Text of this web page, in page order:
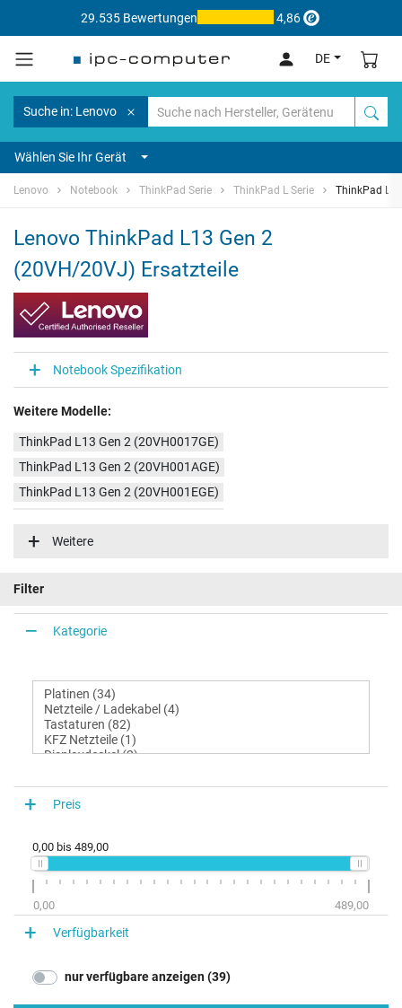
29.535 Bewertungen 4,86
DE
Suche in: Lenovo
Wählen Sie Ihr Gerät
Lenovo Notebook ThinkPad Serie ThinkPad L Serie ThinkPad
Lenovo ThinkPad L13 Gen 2
(20VH/20VJ) Ersatzteile
Notebook Spezifikation
Weitere Modelle:
ThinkPad L13 Gen 2 (20VH0017GE)
ThinkPad L13 Gen 2 (20VH001AGE)
ThinkPad L13 Gen 2 (20VH001EGE)
ThinkPad L13 Gen 2 (20VH001CGE)
Weitere
Filter
Kategorie
Preis
0,00 bis 489,00
0,00 489,00
Verfügbarkeit
nur verfügbare anzeigen (39)